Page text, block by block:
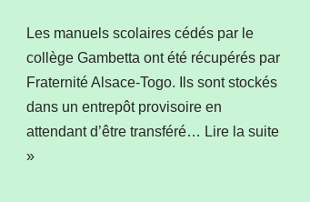
Les manuels scolaires cédés par le
collège Gambetta ont été récupérés par
Fraternité Alsace-Togo. Ils sont stockés
dans un entrepôt provisoire en
attendant d’être transféré… Lire la suite
»